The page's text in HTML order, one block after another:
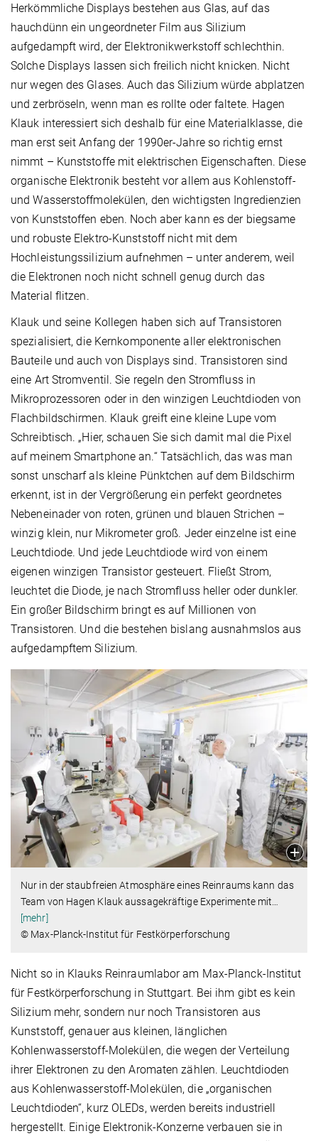
Herkömmliche Displays bestehen aus Glas, auf das
hauchdünn ein ungeordneter Film aus Silizium
aufgedampft wird, der Elektronikwerkstoff schlechthin.
Solche Displays lassen sich freilich nicht knicken. Nicht
nur wegen des Glases. Auch das Silizium würde abplatzen
und zerbröseln, wenn man es rollte oder faltete. Hagen
Klauk interessiert sich deshalb für eine Materialklasse, die
man erst seit Anfang der 1990er-Jahre so richtig ernst
nimmt – Kunststoffe mit elektrischen Eigenschaften. Diese
organische Elektronik besteht vor allem aus Kohlenstoff-
und Wasserstoffmolekülen, den wichtigsten Ingredienzien
von Kunststoffen eben. Noch aber kann es der biegsame
und robuste Elektro-Kunststoff nicht mit dem
Hochleistungssilizium aufnehmen – unter anderem, weil
die Elektronen noch nicht schnell genug durch das
Material flitzen.
Klauk und seine Kollegen haben sich auf Transistoren
spezialisiert, die Kernkomponente aller elektronischen
Bauteile und auch von Displays sind. Transistoren sind
eine Art Stromventil. Sie regeln den Stromfluss in
Mikroprozessoren oder in den winzigen Leuchtdioden von
Flachbildschirmen. Klauk greift eine kleine Lupe vom
Schreibtisch. „Hier, schauen Sie sich damit mal die Pixel
auf meinem Smartphone an.“ Tatsächlich, das was man
sonst unscharf als kleine Pünktchen auf dem Bildschirm
erkennt, ist in der Vergrößerung ein perfekt geordnetes
Nebeneinader von roten, grünen und blauen Strichen –
winzig klein, nur Mikrometer groß. Jeder einzelne ist eine
Leuchtdiode. Und jede Leuchtdiode wird von einem
eigenen winzigen Transistor gesteuert. Fließt Strom,
leuchtet die Diode, je nach Stromfluss heller oder dunkler.
Ein großer Bildschirm bringt es auf Millionen von
Transistoren. Und die bestehen bislang ausnahmslos aus
aufgedampftem Silizium.
Nur in der staubfreien Atmosphäre eines Reinraums kann das
Team von Hagen Klauk aussagekräftige Experimente mit
[mehr]
© Max-Planck-Institut für Festkörperforschung
Nicht so in Klauks Reinraumlabor am Max-Planck-Institut
für Festkörperforschung in Stuttgart. Bei ihm gibt es kein
Silizium mehr, sondern nur noch Transistoren aus
Kunststoff, genauer aus kleinen, länglichen
Kohlenwasserstoff-Molekülen, die wegen der Verteilung
ihrer Elektronen zu den Aromaten zählen. Leuchtdioden
aus Kohlenwasserstoff-Molekülen, die „organischen
Leuchtdioden“, kurz OLEDs, werden bereits industriell
hergestellt. Einige Elektronik-Konzerne verbauen sie in